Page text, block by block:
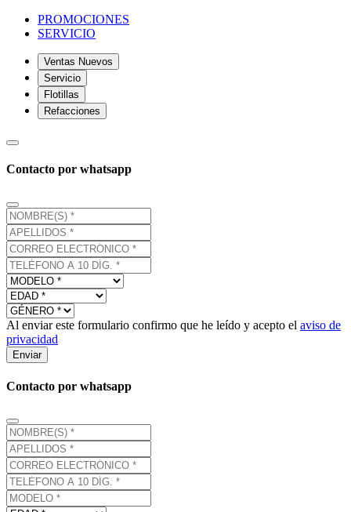
PROMOCIONES
SERVICIO
Ventas Nuevos
Servicio
Flotillas
Refacciones
Contacto por whatsapp
Al enviar este formulario confirmo que he leído y acepto el aviso de
privacidad
Enviar
Contacto por whatsapp